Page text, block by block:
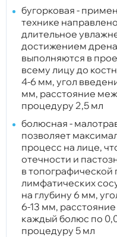
бугорковая -
технике
длительное
достижением
выполняются в
всему лицу до
4-6 мм, угол
мм, расстояние
процедуру 2,5 мл
болюсная -
позволяет
процесс на лице,
отечности и
в
лимфатических
на глубину 6 мм,
6-13 мм,
каждый болюс по
процедуру 5 мл